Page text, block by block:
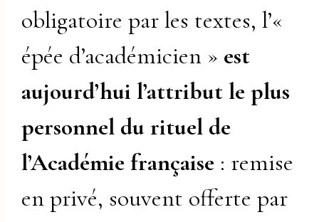
obligatoire par les textes, l’«
épée d’académicien » est
aujourd’hui l’attribut le plus
personnel du rituel de
l’Académie française : remise
en privé, souvent offerte par